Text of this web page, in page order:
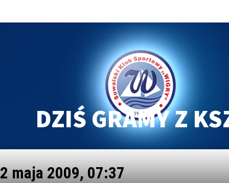
DZIŚ GRAMY Z
2 maja 2009, 07:37